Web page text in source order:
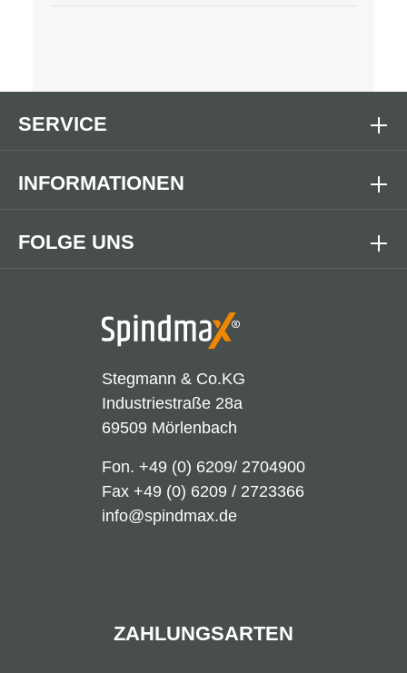
Stegmann & Co.KG
Industriestraße 28a
69509 Mörlenbach
Fon. +49 (0) 6209/ 2704900
Fax +49 (0) 6209 / 2723366
info@spindmax.de
FOLGE UNS
SERVICE
INFORMATIONEN
ZAHLUNGSARTEN